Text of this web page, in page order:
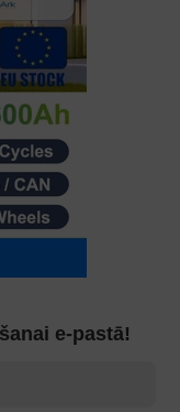
e-pastā!